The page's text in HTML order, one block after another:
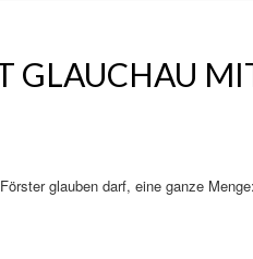
GLAUCHAU
glauben darf, eine ganze Menge: